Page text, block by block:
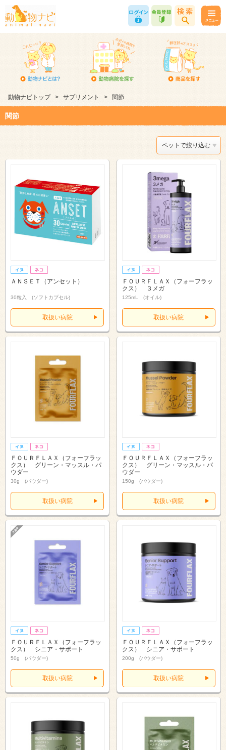
動物ナビトップ > サプリメント > 関節
関節
ペットで絞り込む
ＡＮＳＥＴ（アンセット）
30粒入 (ソフトカプセル)
取扱い病院
ＦＯＵＲＦＬＡＸ（フォーフラッ
クス） ３メガ
125mL (オイル)
取扱い病院
ＦＯＵＲＦＬＡＸ（フォーフラッ
クス） グリーン・マッスル・パ
ウダー
30g (パウダー)
取扱い病院
ＦＯＵＲＦＬＡＸ（フォーフラッ
クス） グリーン・マッスル・パ
ウダー
150g (パウダー)
取扱い病院
ＦＯＵＲＦＬＡＸ（フォーフラッ
クス） シニア・サポート
50g (パウダー)
取扱い病院
ＦＯＵＲＦＬＡＸ（フォーフラッ
クス） シニア・サポート
200g (パウダー)
取扱い病院